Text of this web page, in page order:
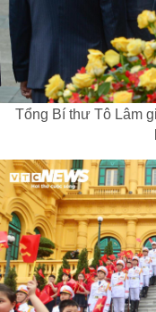
Tổng Bí thư Tô Lâm